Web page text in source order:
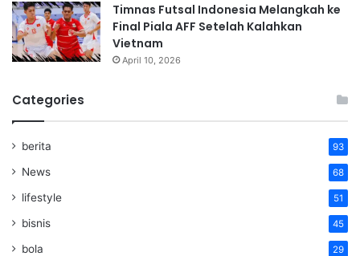
Timnas Futsal Indonesia Melangkah ke
Final Piala AFF Setelah Kalahkan
Vietnam
April 10, 2026
Categories
berita 93
News 68
lifestyle 51
bisnis 45
bola 29